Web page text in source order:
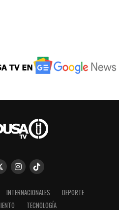
INTERNACIONALES
DEPORTE
TECNOLOGÍA